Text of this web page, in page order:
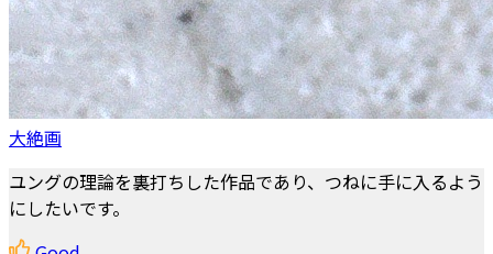
大絶画
ユングの理論を裏打ちした作品であり、つねに手に入るよう
にしたいです。